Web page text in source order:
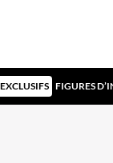
FIGURES